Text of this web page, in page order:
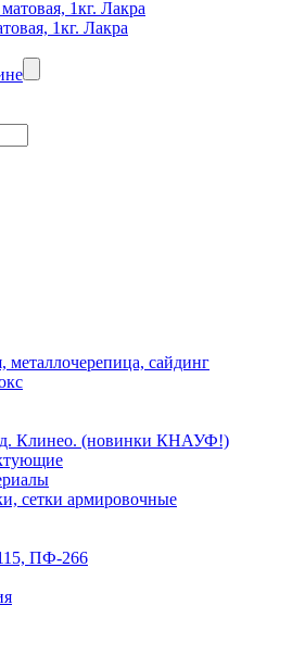
1кг. Лакра
металлочерепица, сайдинг
Клинео. (новинки КНАУФ!)
сетки армировочные
ПФ-266